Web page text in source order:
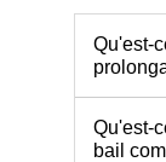
Qu'est-
Qu'est-
bail